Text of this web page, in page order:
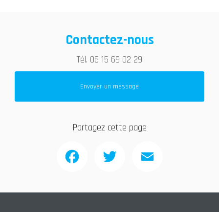
Contactez-nous
Tél. 06 15 69 02 29
Envoyer un message
Partagez cette page